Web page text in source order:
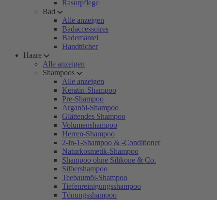
Rasurpflege
Bad
Alle anzeigen
Badaccessoires
Bademäntel
Handtücher
Haare
Alle anzeigen
Shampoos
Alle anzeigen
Keratin-Shampoo
Pre-Shampoo
Arganöl-Shampoo
Glättendes Shampoo
Volumenshampoo
Herren-Shampoo
2-in-1-Shampoo & -Conditioner
Naturkosmetik-Shampoo
Shampoo ohne Silikone & Co.
Silbershampoo
Teebaumöl-Shampoo
Tiefenreinigungsshampoo
Tönungsshampoo